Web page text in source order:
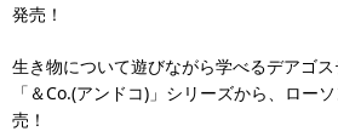
発売！
生き物について遊びながら学べるデアゴ
「＆Co.(アンドコ)」シリーズから、ロー
売！